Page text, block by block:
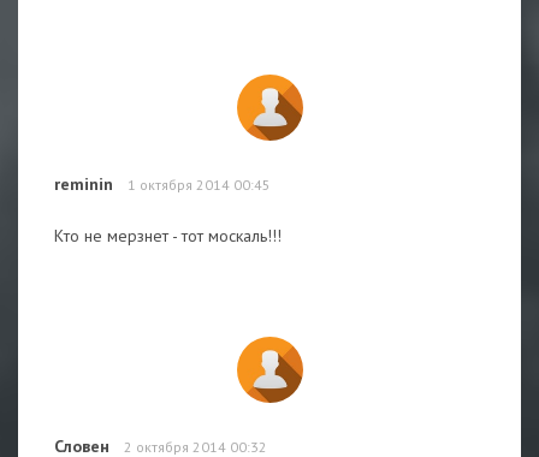
reminin 1 октября 2014 00:45
Кто не мерзнет - тот москаль!!!
Словен 2 октября 2014 00:32